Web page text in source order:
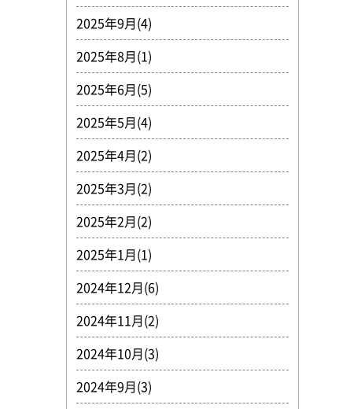
2025年9月(4)
2025年8月(1)
2025年6月(5)
2025年5月(4)
2025年4月(2)
2025年3月(2)
2025年2月(2)
2025年1月(1)
2024年12月(6)
2024年11月(2)
2024年10月(3)
2024年9月(3)